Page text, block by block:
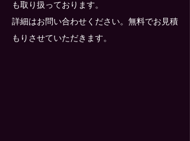
も取り扱っております。
​詳細はお問い合わせください。無料でお見積
もりさせていただきます。